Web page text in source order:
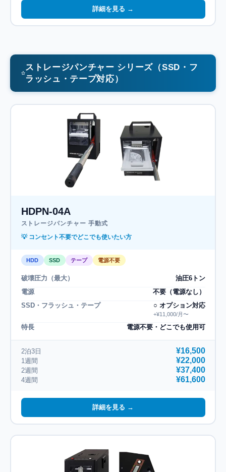
詳細を見る →
ストレージパンチャー シリーズ（SSD・フ
ラッシュ・テープ対応）
HDPN-04A
ストレージパンチャー 手動式
💡 コンセント不要でどこでも使いたい方
HDD SSD テープ 電源不要
破壊圧力（最大）
油圧6トン
電源
不要（電源なし）
SSD・フラッシュ・テープ
○ オプション対応
+¥11,000/月〜
特長 電源不要・どこでも使用可
2泊3日 ¥16,500
1週間 ¥22,000
2週間 ¥37,400
4週間 ¥61,600
詳細を見る →